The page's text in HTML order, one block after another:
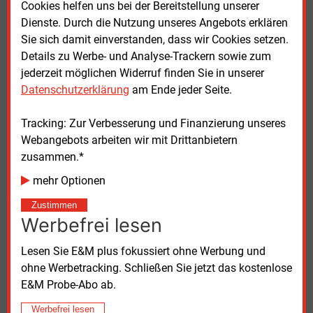
Cookies helfen uns bei der Bereitstellung unserer
Dienste. Durch die Nutzung unseres Angebots erklären
Sie sich damit einverstanden, dass wir Cookies setzen.
Details zu Werbe- und Analyse-Trackern sowie zum
jederzeit möglichen Widerruf finden Sie in unserer
Datenschutzerklärung am Ende jeder Seite.
Tracking: Zur Verbesserung und Finanzierung unseres
Webangebots arbeiten wir mit Drittanbietern
zusammen.*
mehr Optionen
Zustimmen
Werbefrei lesen
Lesen Sie E&M plus fokussiert ohne Werbung und
ohne Werbetracking. Schließen Sie jetzt das kostenlose
E&M Probe-Abo ab.
Werbefrei lesen
Ein zweites Testmodul widmet sich
sicherheitskritischen Fragestellungen. Dort können
Rohrleitungen oder Armaturen mit Drücken von bis zu
900 bar belastet werden – deutlich oberhalb der
üblichen Betriebsbedingungen. Kommt es dabei zu
Auswirkungen gezielt analysieren. Auf dieser
Grundlage sollen Schutzmaßnahmen und
Sicherheitskonzepte weiterentwickelt werden.
Unterstützung für Netzbetreiber
Das Reallabor gehört zum Wasserstoff-
Kompetenzzentrum „H2Safety@BAM“, in dem die
BAM ihre Aktivitäten zur Sicherheit von
Wasserstofftechnologien bündelt. „ModuH2Pipe“
richtet sich an Gasnetzbetreiber, Unternehmen und